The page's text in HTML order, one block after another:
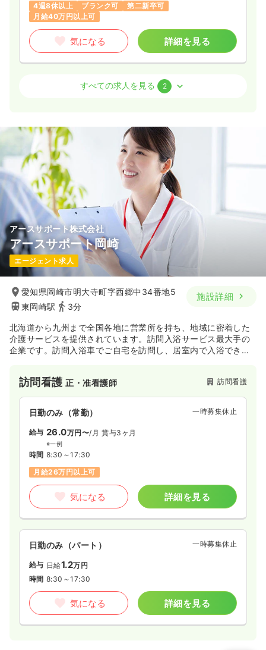
気になる
【２】新たなポジションも次々と！
アフェクトホールディングスグループは、成長著しいベンチャ
ーグループとなります。
実際に、名古屋市にラグジュアリーサロンをオープンするな
ど、グループ各社が次々と新たな展開をみせています。
そんなグループの成長の一員として、一緒に成長目指す仲間を
・クルール豊田（豊田上挙母、豊田吉原東館、豊田吉原西館）
・クループ尾張（一宮、津島、津島江西）
・クルール岐阜（岐阜六条、大垣、大垣昼飯）
・クルール各務原（岐阜長良東、各務原那加桐野、各務原蘇
原）
4週8休以上
ブランク可
第二新卒可
月給40万円以上可
気になる 詳細を見る
介護・福祉系正看護師
給与 35.0〜46.1 賞与3.5ヶ月
※一例
時間 7:00～16:00
（休憩60分）
4週8休以上
担当業務未経験可 ブランク可
月給40万円以上可
気になる 詳細を見る
日勤のみ（パート）
給与 時給1,800円〜
時間 7:00～16:00（休憩60分）
担当業務未経験可
気になる 詳細を見る
すべての求人を見る 2
アースサポート株式会社
アースサポート岡崎
エージェント求人
愛知県岡崎市明大寺町字西郷中34番地5
東岡崎駅
3分
施設詳細
北海道から九州まで全国各地に営業所を持ち、地域に密着した
介護サービスを提供されています。訪問入浴サービス最大手の
企業です。訪問入浴車でご自宅を訪問し、居室内で入浴できる
訪問看護正・准看護師 訪問看護
日勤のみ（常勤） 一時募集休止
給与 26.0万円〜/月 賞与3ヶ月
※一例
時間 8:30～17:30
月給26万円以上可
気になる 詳細を見る
日勤のみ（パート） 一時募集休止
給与 日給1.2万円
時間 8:30～17:30
気になる 詳細を見る